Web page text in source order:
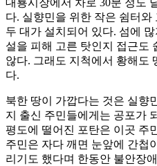
대룡시장에서 차로 30분 정도
다. 실향민을 위한 작은 쉼터
두 대가 설치되어 있다. 섬에
설을 피해 고른 탓인지 접근도
않다. 그래도 지척에서 황해도
다.
북한 땅이 가깝다는 것은 실향
지 출신 주민들에게는 공포가
평도에 떨어진 포탄은 이곳 주
주민은 자다 깨면 눈앞에 간첩
리기도 했다며 한동안 불안장